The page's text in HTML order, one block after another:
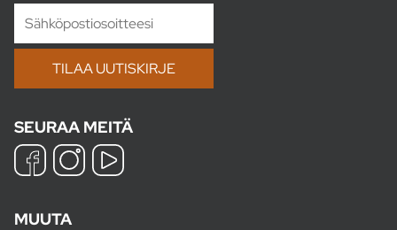
SEURAA MEITÄ
MUUTA